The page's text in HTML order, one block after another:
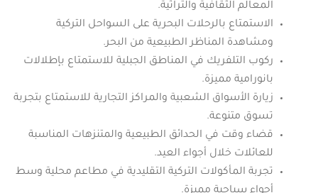
المعالم الثقافية والتراثية.
الاستمتاع بالرحلات البحرية على السواحل التركية
ومشاهدة المناظر الطبيعية من البحر.
ركوب التلفريك في المناطق الجبلية للاستمتاع بإطلالات
بانورامية مميزة.
زيارة الأسواق الشعبية والمراكز التجارية للاستمتاع بتجربة
تسوق متنوعة.
قضاء وقت في الحدائق الطبيعية والمتنزهات المناسبة
للعائلات خلال أجواء العيد.
تجربة المأكولات التركية التقليدية في مطاعم محلية وسط